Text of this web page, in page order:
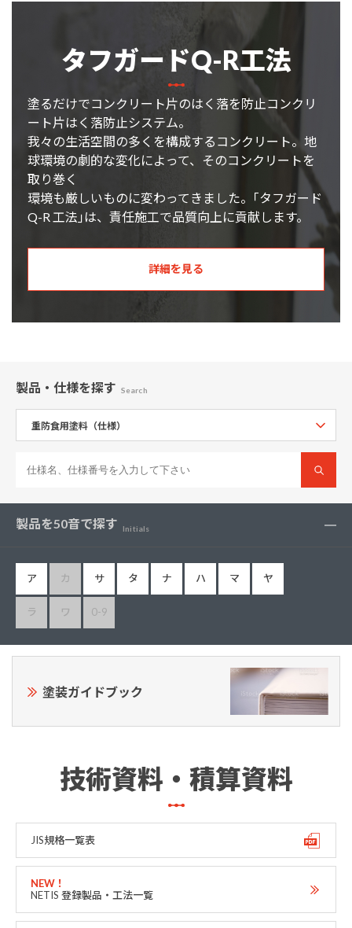
タフガードQ-R工法
塗るだけでコンクリート片のはく落を防止コンクリ
ート片はく落防止システム。
我々の生活空間の多くを構成するコンクリート。地
球環境の劇的な変化によって、そのコンクリートを
取り巻く
環境も厳しいものに変わってきました。｢タフガード
Q-R 工法｣は、責任施工で品質向上に貢献します。
詳細を見る
製品・仕様を探す Search
製品を50音で探す Initials
ア カ サ タ ナ ハ マ ヤ
ラ ワ 0-9
塗装ガイドブック
技術資料・積算資料
JIS規格一覧表
NETIS 登録製品・工法一覧